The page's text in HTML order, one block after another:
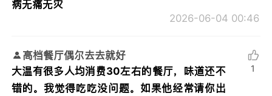
病无痛无灾
2026-06-04 00:46
高档餐厅偶尔去去就好
大温有很多人均消费30左右的餐厅，味道还不
错的。我觉得吃吃没问题。如果他经常请你出
1